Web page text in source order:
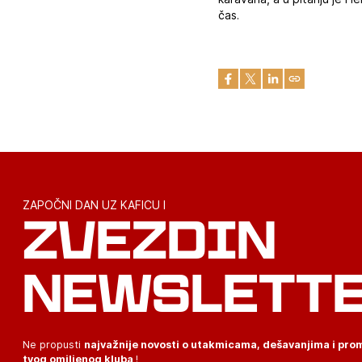
čas.
ZAPOČNI DAN UZ KAFICU I
ZVEZDIN
Ne propusti najvažnije novosti o utakmicama, dešavanjima i
tvog omiljenog kluba !